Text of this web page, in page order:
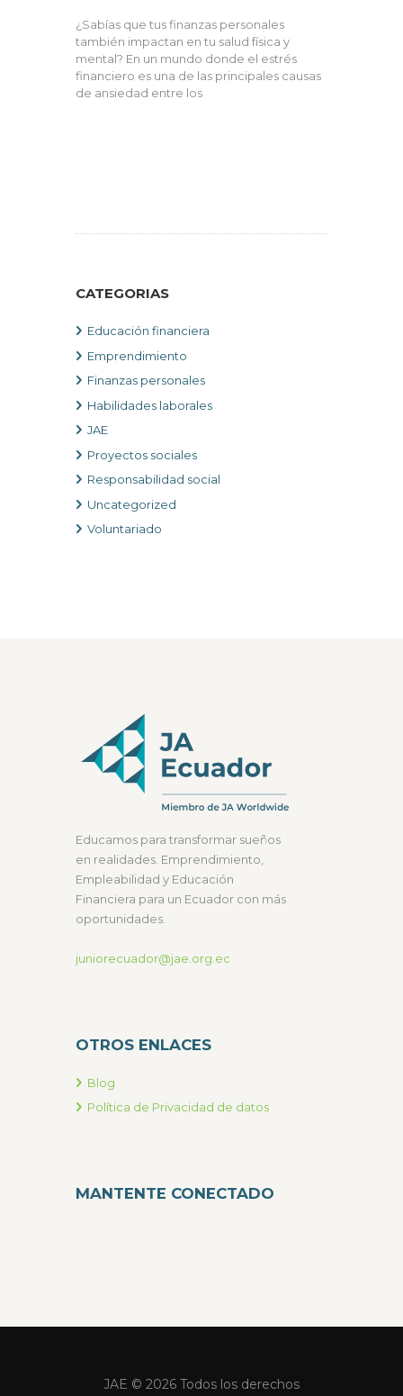
¿Sabías que tus finanzas personales
también impactan en tu salud física y
mental? En un mundo donde el estrés
financiero es una de las principales causas
de ansiedad entre los
CATEGORIAS
Educación financiera
Emprendimiento
Finanzas personales
Habilidades laborales
JAE
Proyectos sociales
Responsabilidad social
Uncategorized
Voluntariado
Educamos para transformar sueños
en realidades. Emprendimiento,
Empleabilidad y Educación
Financiera para un Ecuador con más
oportunidades.
juniorecuador@jae.org.ec
OTROS ENLACES
Blog
Política de Privacidad de datos
MANTENTE CONECTADO
JAE © 2026 Todos los derechos